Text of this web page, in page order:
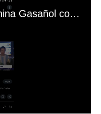
El mal momento de Yanina Gasañol con un hincha argentino en "Subrayado"